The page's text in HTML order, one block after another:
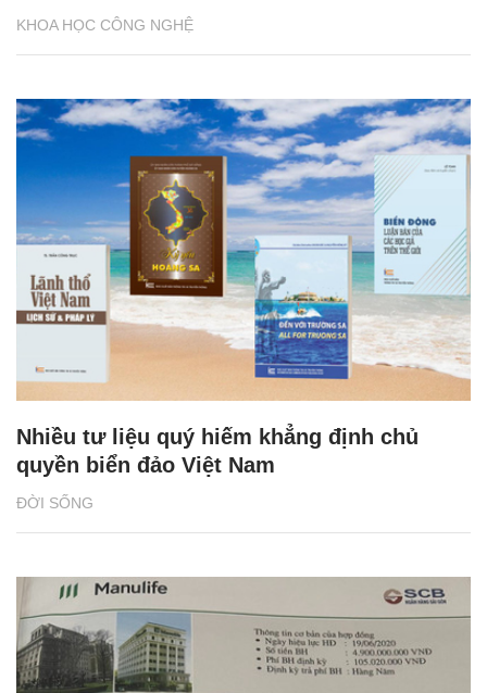
KHOA HỌC CÔNG NGHỆ
ĐỜI SỐNG
Nhiều tư liệu quý hiếm khẳng định chủ
quyền biển đảo Việt Nam